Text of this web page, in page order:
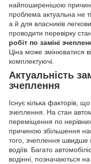
найпоширенішою
проблема актуальна не
а й для власників
проводити перевірку
робіт по заміні
Ціна може змінюватися
комплектуючі.
Актуальність
зчеплення
Існує кілька факторів,
зчеплення. На стан
переміщення по
причиною збільшення
того, зчеплення швидше
водіїв. Багато
водінні, позначаються